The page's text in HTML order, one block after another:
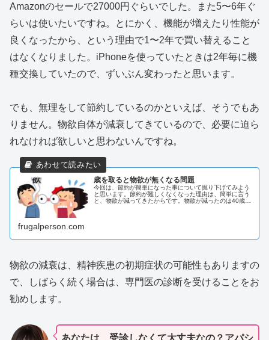
Amazonのセールで27000円ぐらいでした。また5〜6年ぐ
らいは使いたいですね。とにかく、機能が増えたり性能が
良くなったから、という理由で1〜2年で買い替えること
はなくなりました。iPhoneを使っていたときは2年毎に機
種交換していたので、ずいぶん変わったと思います。
でも、無理をして節約しているのかといえば、そうでもあ
りません。物欲自体が減衰してきているので、必要に迫ら
れなければ欲しいと思わないんですね。
歳を取ると物欲が無くなる問題
今回は、節約が簡単になった事について掘り下げてみよう
と思います。節約が難しくなくなった理由は、簡単に言う
と、物欲が減ってきたからです。物欲が減ったのは40歳を
frugalperson.com
物欲の減衰は、精神疾患の初期症状の可能性もありますの
で、しばらく続く場合は、専門医の診断を受けることをお
勧めします。